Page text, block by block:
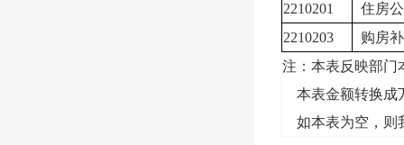
2210201
住房
2210203
购房
注：本表反映部门
本表金额转换成
如本表为空，则